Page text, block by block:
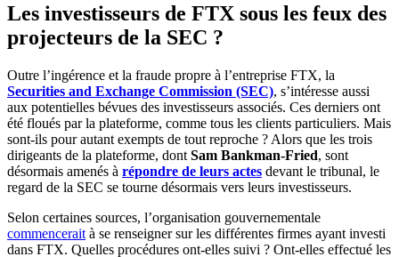
Les investisseurs de FTX sous les feux des
projecteurs de la SEC ?
Outre l’ingérence et la fraude propre à l’entreprise FTX, la
Securities and Exchange Commission (SEC), s’intéresse aussi
aux potentielles bévues des investisseurs associés. Ces derniers ont
été floués par la plateforme, comme tous les clients particuliers. Mais
sont-ils pour autant exempts de tout reproche ? Alors que les trois
dirigeants de la plateforme, dont Sam Bankman-Fried, sont
désormais amenés à répondre de leurs actes devant le tribunal, le
regard de la SEC se tourne désormais vers leurs investisseurs.
Selon certaines sources, l’organisation gouvernementale
commencerait à se renseigner sur les différentes firmes ayant investi
dans FTX. Quelles procédures ont-elles suivi ? Ont-elles effectué les